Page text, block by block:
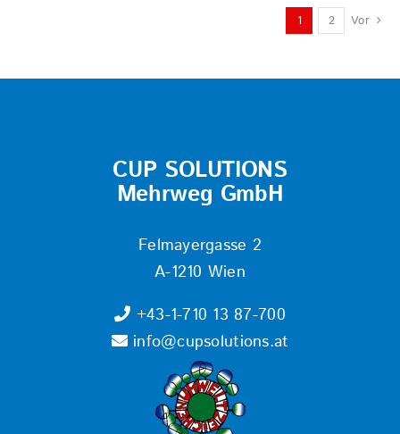
1 2 Vor
CUP SOLUTIONS
Mehrweg GmbH
Felmayergasse 2
A-1210 Wien
+43-1-710 13 87-700
info@cupsolutions.at